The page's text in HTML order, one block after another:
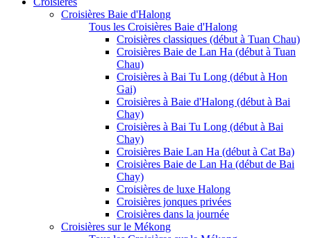
Croisières Baie d'Halong
Tous les Croisières Baie d'Halong
Croisières classiques (début à Tuan Chau)
Croisières Baie de Lan Ha (début à Tuan
Chau)
Croisières à Bai Tu Long (début à Hon
Gai)
Croisières à Baie d'Halong (début à Bai
Chay)
Croisières à Bai Tu Long (début à Bai
Chay)
Croisières Baie Lan Ha (début à Cat Ba)
Croisières Baie de Lan Ha (début de Bai
Chay)
Croisières de luxe Halong
Croisières jonques privées
Croisières dans la journée
Croisières sur le Mékong